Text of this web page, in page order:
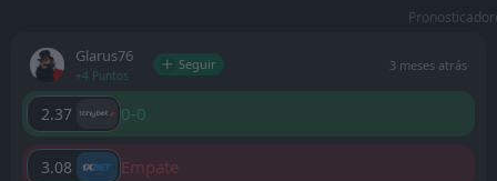
Glarus76
+4 Puntos
Seguir 3 meses atrás
2.37 0-0
3.08 Empate